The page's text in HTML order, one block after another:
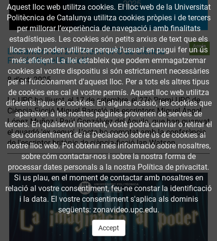
Lliurament del 27è Premi UPC de Ciència-
Ficció Miquel Barceló
Accés
obert
8 d’oct. 2025
La UPC ha lliurat, el 17 de setembre, el 27è Premi UPC de
Ciència-Ficció Miquel Barceló als escriptors Miguel Ángel
López Muñoz i Raúl Gonzálvez del Águila, que han guanyat
el guardó 'ex aequo'. L’acte ha comptat amb la conferència
de l'escriptor britànic de ciència-ficció Ian Watson.
Aquest lloc web utilitza cookies. El lloc web de la Universitat
Politècnica de Catalunya utilitza cookies pròpies i de tercers
per millorar l’experiència de navegació i amb finalitats
estadístiques. Les cookies són petits arxius de text que els
llocs web poden utilitzar perquè l’usuari en pugui fer un ús
més eficient. La llei estableix que podem emmagatzemar
cookies al vostre dispositiu si són estrictament necessàries
per al funcionament d'aquest lloc. Per a tots els altres tipus
de cookies ens cal el vostre permís. Aquest lloc web utilitza
diferents tipus de cookies. En alguna ocasió, les cookies que
apareixen a les nostres pàgines provenen de serveis de
tercers. En qualsevol moment, vostè podrà canviar o retirar el
seu consentiment de la Declaració sobre ús de cookies al
nostre lloc web. Pot obtenir més informació sobre nosaltres,
sobre cóm contactar-nos i sobre la nostra forma de
processar dates personals a la nostra Política de privacitat.
Si us plau, en el moment de contactar amb nosaltres en
relació al vostre consentiment, feu-ne constar la identificació
i la data. El vostre consentiment s'aplica als dominis
següents: zonavideo.upc.edu.
Accept